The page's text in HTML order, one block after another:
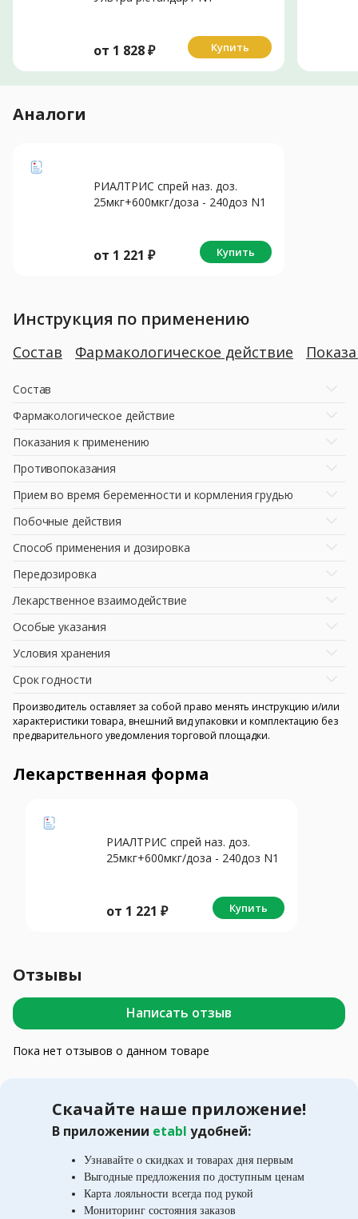
от 1 828₽ Купить
Аналоги
РИАЛТРИС спрей наз. доз.
25мкг+600мкг/доза - 240доз N1
от 1 221 ₽ Купить
Инструкция по применению
Состав Фармакологическое действие
Состав
Фармакологическое действие
Показания к применению
Противопоказания
Прием во время беременности и кормления грудью
Побочные действия
Способ применения и дозировка
Передозировка
Лекарственное взаимодействие
Особые указания
Условия хранения
Срок годности
Производитель оставляет за собой право менять инструкцию и/или
характеристики товара, внешний вид упаковки и комплектацию без
предварительного уведомления торговой площадки.
Лекарственная форма
РИАЛТРИС спрей наз. доз.
25мкг+600мкг/доза - 240доз N1
от 1 221 ₽ Купить
Отзывы
Написать отзыв
Пока нет отзывов о данном товаре
Скачайте наше приложение!
В приложении etabl удобней:
Узнавайте о скидках и товарах дня первым
Выгодные предложения по доступным ценам
Карта лояльности всегда под рукой
Мониторинг состояния заказов